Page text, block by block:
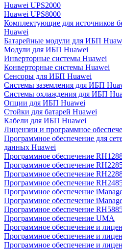
Huawei UPS2000
Huawei UPS8000
Комплектующие для источников
Huawei
Батарейные модули для ИБП
Модули для ИБП Huawei
Инверторные системы Huawei
Конверторные системы Huawei
Сенсоры для ИБП Huawei
Системы заземления для ИБП
Системы охлаждения для ИБП
Опции для ИБП Huawei
Стойки для батарей Huawei
Кабели для ИБП Huawei
Лицензии и программное
Программное обеспечение для
данных Huawei
Программное обеспечение
Программное обеспечение
Программное обеспечение
Программное обеспечение
Программное обеспечение
Программное обеспечение
Программное обеспечение
Программное обеспечение UMA
Программное обеспечение и
Программное обеспечение и
Программное обеспечение и